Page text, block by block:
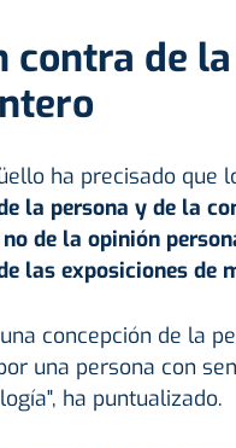
contra de
ha precisado que
la persona y de la
de la opinión
las exposiciones de
concepción de la
una persona con
ha puntualizado.